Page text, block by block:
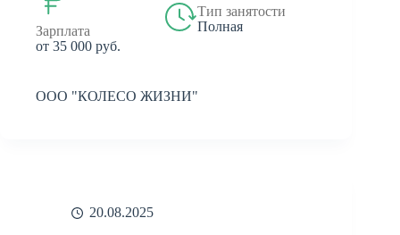
Зарплата
от 35 000 руб.
Тип занятости
Полная
ООО "КОЛЕСО ЖИЗНИ"
20.08.2025